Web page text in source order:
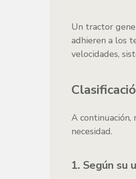
Un tractor
adhieren a los
velocidades,
A continuación,
necesidad.
1. Según su